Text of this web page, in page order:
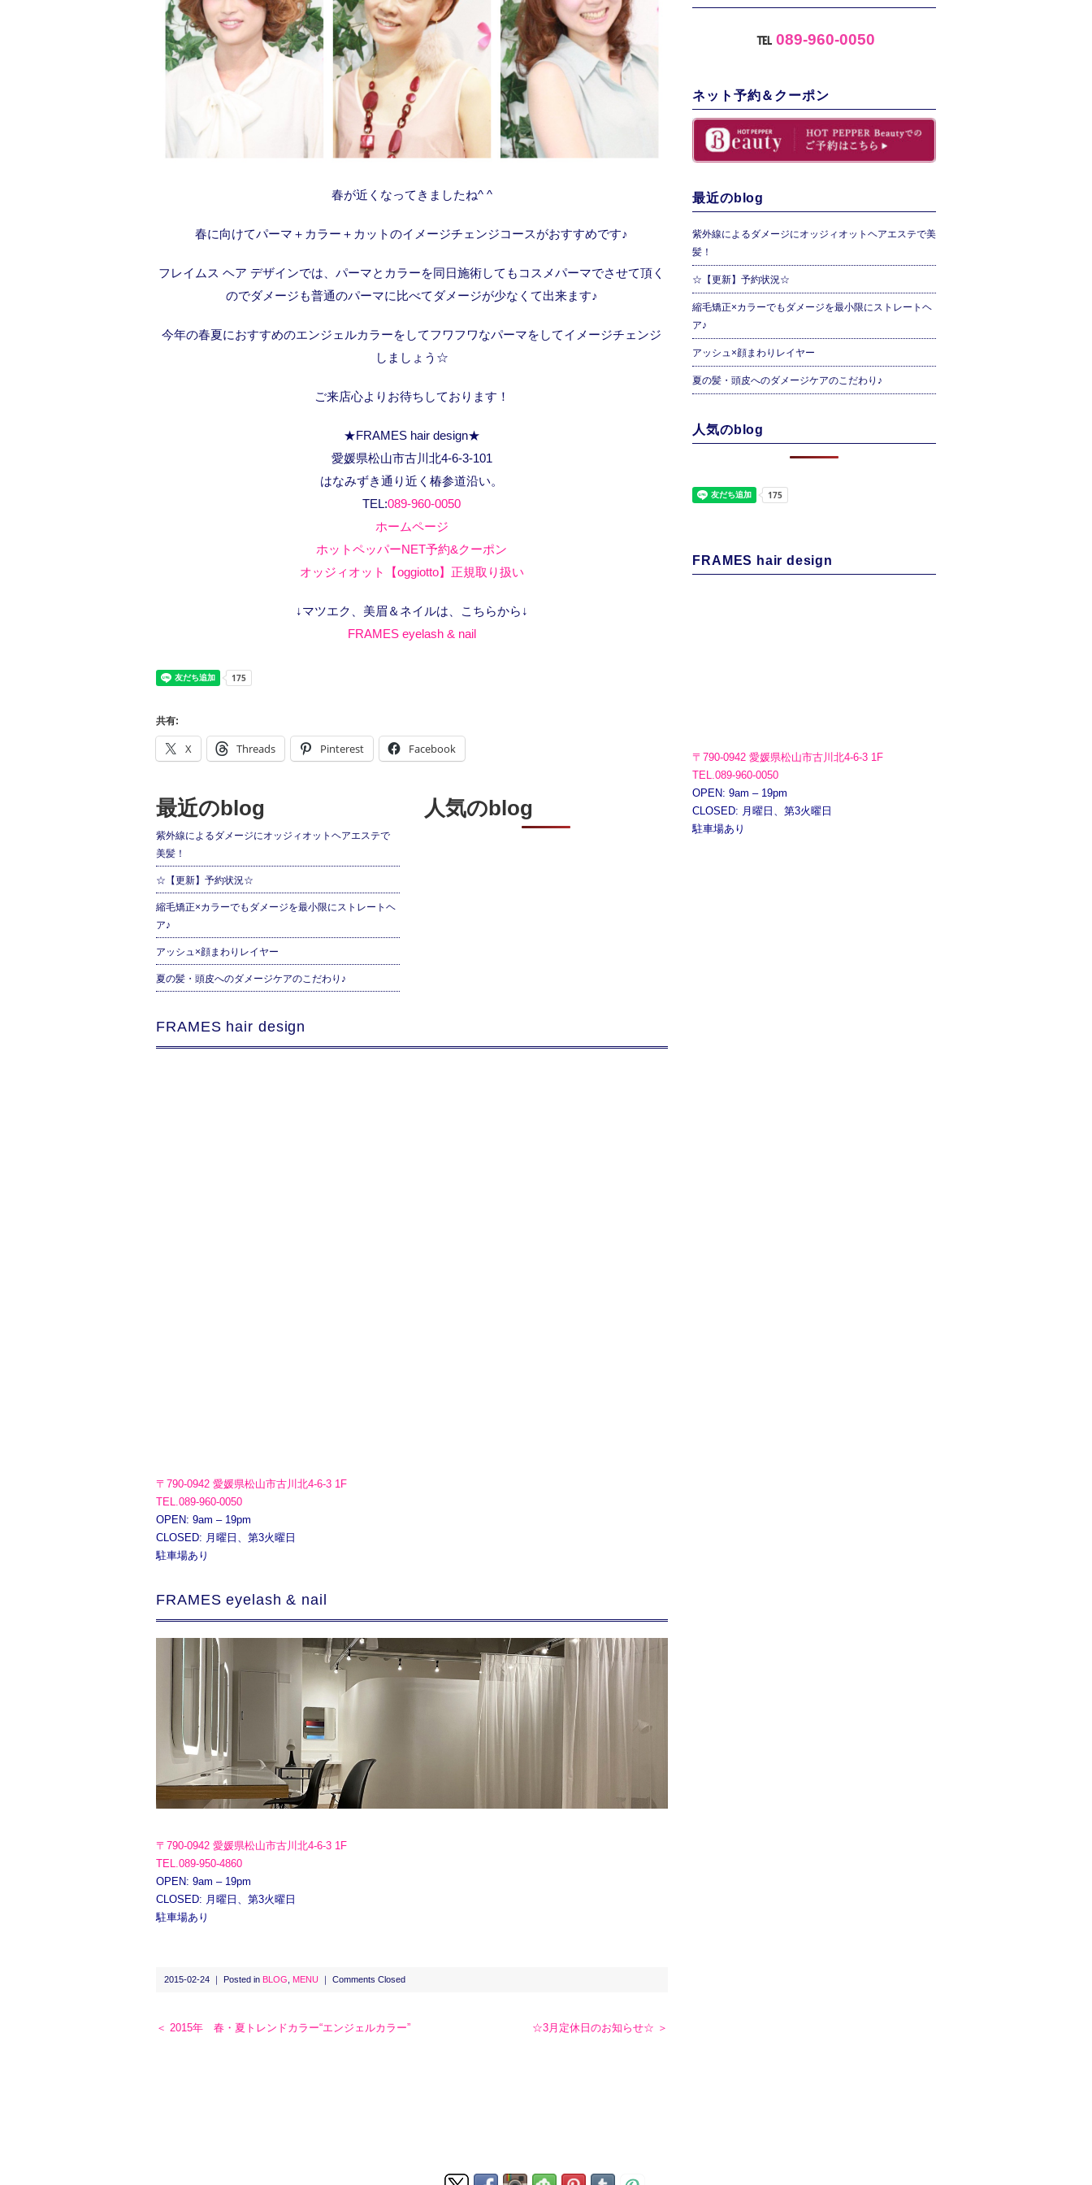
春が近くなってきましたね^ ^
春に向けてパーマ＋カラー＋カットのイメージチェンジコースがおすすめです♪
フレイムス ヘア デザインでは、パーマとカラーを同日施術してもコスメパーマでさせて頂く
のでダメージも普通のパーマに比べてダメージが少なくて出来ます♪
今年の春夏におすすめのエンジェルカラーをしてフワフワなパーマをしてイメージチェンジ
しましょう☆
ご来店心よりお待ちしております！
★FRAMES hair design★
愛媛県松山市古川北4-6-3-101
はなみずき通り近く椿参道沿い。
TEL:089-960-0050
ホームページ
ホットペッパーNET予約&クーポン
オッジィオット【oggiotto】正規取り扱い
↓マツエク、美眉＆ネイルは、こちらから↓
FRAMES eyelash & nail
共有:
X Threads Pinterest Facebook
最近のblog
紫外線によるダメージにオッジィオットヘアエステで
美髪！
☆【更新】予約状況☆
縮毛矯正×カラーでもダメージを最小限にストレートヘ
ア♪
アッシュ×顔まわりレイヤー
夏の髪・頭皮へのダメージケアのこだわり♪
人気のblog
FRAMES hair design
〒790-0942 愛媛県松山市古川北4-6-3 1F
TEL.089-960-0050
OPEN: 9am – 19pm
CLOSED: 月曜日、第3火曜日
駐車場あり
FRAMES eyelash & nail
〒790-0942 愛媛県松山市古川北4-6-3 1F
TEL.089-950-4860
OPEN: 9am – 19pm
CLOSED: 月曜日、第3火曜日
駐車場あり
2015-02-24 ｜ Posted in BLOG MENU ｜ Comments Closed
＜ 2015年 春・夏トレンドカラー“エンジェルカラー” ☆3月定休日のお知らせ☆ ＞
℡089-960-0050
ネット予約＆クーポン
最近のblog
紫外線によるダメージにオッジィオットヘアエステで美
髪！
☆【更新】予約状況☆
縮毛矯正×カラーでもダメージを最小限にストレートヘ
ア♪
アッシュ×顔まわりレイヤー
夏の髪・頭皮へのダメージケアのこだわり♪
人気のblog
FRAMES hair design
〒790-0942 愛媛県松山市古川北4-6-3 1F
TEL.089-960-0050
OPEN: 9am – 19pm
CLOSED: 月曜日、第3火曜日
駐車場あり